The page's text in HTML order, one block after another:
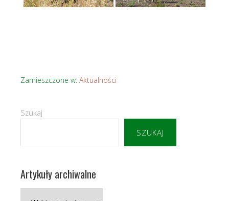
Zamieszczone w: Aktualności
Szukaj
SZUKAJ
Artykuły archiwalne